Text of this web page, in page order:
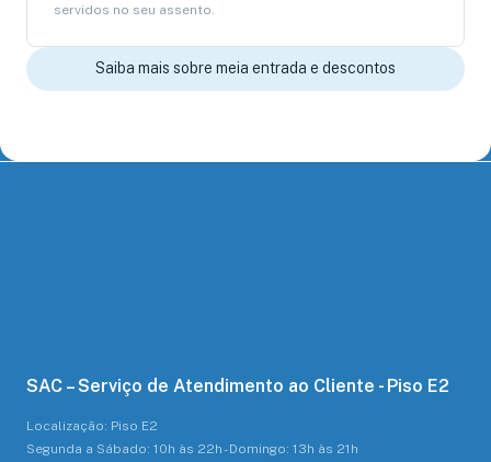
servidos no seu assento.
Saiba mais sobre meia entrada e descontos
SAC – Serviço de Atendimento ao Cliente - Piso E2
Localização: Piso E2
Segunda a Sábado: 10h às 22h - Domingo: 13h às 21h